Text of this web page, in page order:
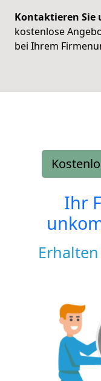
Kontaktieren Sie
kostenlose
bei Ihrem
Ihr